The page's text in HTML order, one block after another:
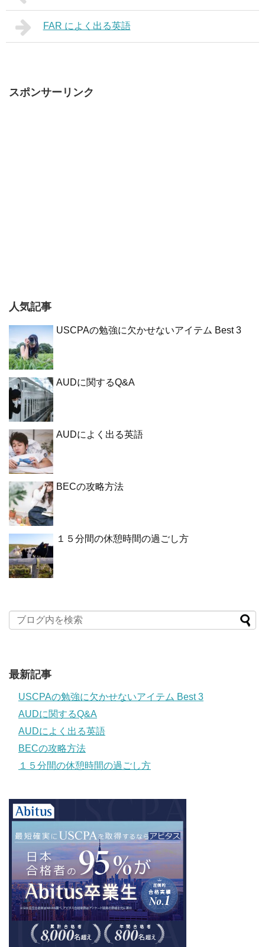
FAR によく出る英語
スポンサーリンク
人気記事
USCPAの勉強に欠かせないアイテム Best 3
AUDに関するQ&A
AUDによく出る英語
BECの攻略方法
１５分間の休憩時間の過ごし方
最新記事
USCPAの勉強に欠かせないアイテム Best 3
AUDに関するQ&A
AUDによく出る英語
BECの攻略方法
１５分間の休憩時間の過ごし方